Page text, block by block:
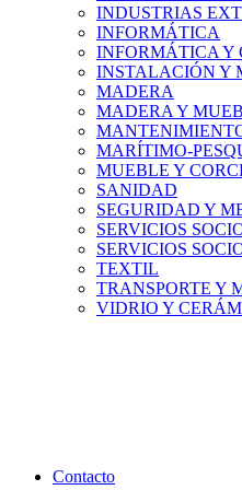
INDUSTRIAS
INFORMÁTICA
INFORMÁTICA Y
INSTALACIÓN Y
MADERA
MADERA Y
MARÍTIMO-
MUEBLE Y
SANIDAD
SEGURIDAD Y
SERVICIOS
SERVICIOS
TEXTIL
TRANSPORTE Y
VIDRIO Y
Contacto